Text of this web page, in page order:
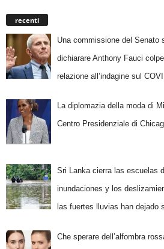
recenti
Una commissione del Senato
dichiarare Anthony Fauci
relazione all’indagine sul
La diplomazia della moda di
Centro Presidenziale di
Sri Lanka cierra las escuelas
inundaciones y los
las fuertes lluvias han dejado
Che sperare dell’alfombra